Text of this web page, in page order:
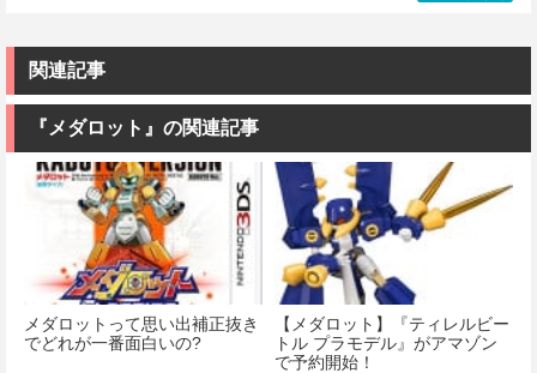
機動戦士ガン
ダム 水星の魔
アリアル 1/100
スケール 色分
け済みプラモ
デル
価格：¥4,822
ケール 色分け
価格：¥13,680
プラモデル
関連記事
『メダロット』の関連記事
メダロットって思い出補正抜き
でどれが一番面白いの?
【メダロット】『ティレルビー
トル プラモデル』がアマゾン
で予約開始！